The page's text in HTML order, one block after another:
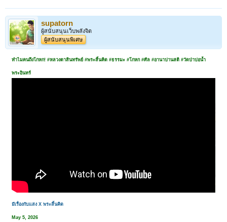
supatorn
ผู้สนับสนุนเว็บพลังจิต
ผู้สนับสนุนพิเศษ
ทำไมคนถึงโกหก! #หลวงตาสินทรัพย์ #พระสิ้นคิด #ธรรมะ #โกหก #ศีล #อานาปานสติ #วัดป่าบ่อน้ำ
พระอินทร์
มีเรื่องกับแสง X พระสิ้นคิด
May 5, 2026